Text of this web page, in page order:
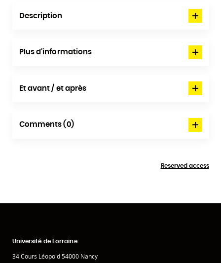
Description
Plus d'informations
Et avant / et après
Comments (0)
Reserved access
Université de Lorraine
34 Cours Léopold 54000 Nancy